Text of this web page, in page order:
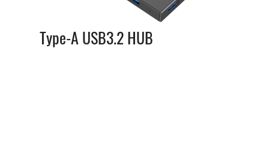
Type-A USB3.2 HUB